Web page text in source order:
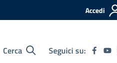
Accedi
Cerca Seguici su: